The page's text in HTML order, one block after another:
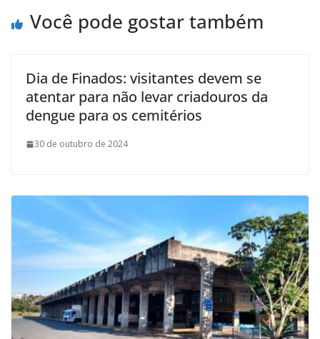
Você pode gostar também
Dia de Finados: visitantes devem se
atentar para não levar criadouros da
dengue para os cemitérios
30 de outubro de 2024